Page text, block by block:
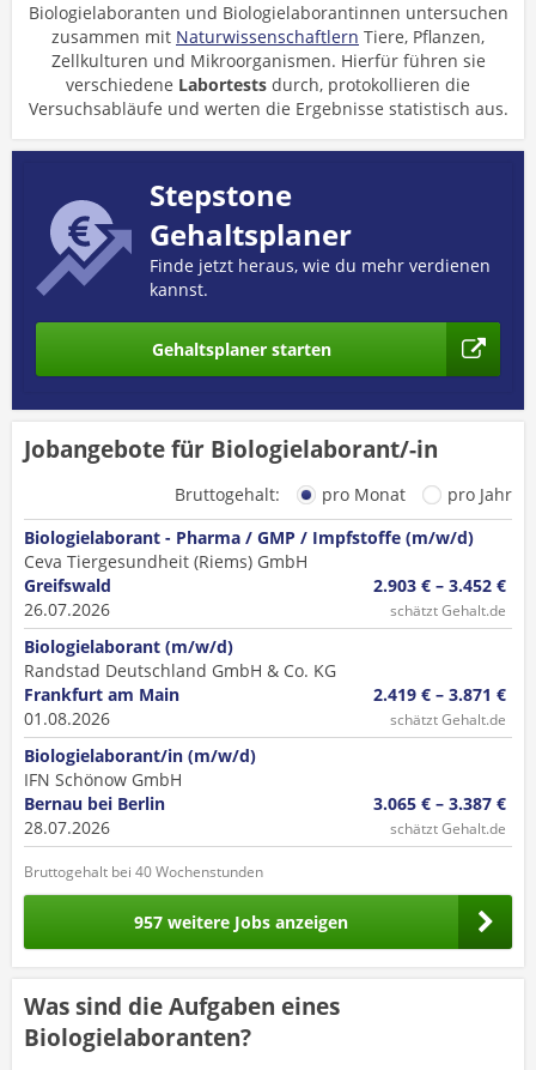
Biologielaboranten und Biologielaborantinnen untersuchen
zusammen mit Naturwissenschaftlern Tiere, Pflanzen,
Zellkulturen und Mikroorganismen. Hierfür führen sie
verschiedene Labortests durch, protokollieren die
Versuchsabläufe und werten die Ergebnisse statistisch aus.
Stepstone
Gehaltsplaner
Finde jetzt heraus, wie du mehr verdienen
kannst.
Gehaltsplaner starten
Jobangebote für Biologielaborant/-in
Bruttogehalt: pro Monat
pro Jahr
Biologielaborant - Pharma / GMP / Impfstoffe (m/w/d)
Ceva Tiergesundheit (Riems) GmbH
Greifswald
26.07.2026
2.903 € – 3.452 €
schätzt Gehalt.de
Biologielaborant (m/w/d)
Randstad Deutschland GmbH & Co. KG
Frankfurt am Main
01.08.2026
2.419 € – 3.871 €
schätzt Gehalt.de
Biologielaborant/in (m/w/d)
IFN Schönow GmbH
Bernau bei Berlin
28.07.2026
3.065 € – 3.387 €
schätzt Gehalt.de
Bruttogehalt bei 40 Wochenstunden
957 weitere Jobs anzeigen
Was sind die Aufgaben eines
Biologielaboranten?